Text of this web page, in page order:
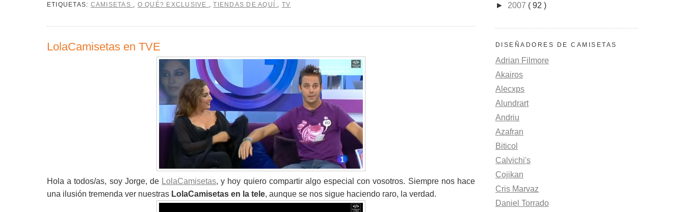
ETIQUETAS: CAMISETAS O QUÉ? EXCLUSIVE ,TIENDAS DE AQUÍ TV
LolaCamisetas en TVE
Hola a todos/as, soy Jorge, de LolaCamisetas, y hoy quiero compartir algo especial con vosotros. Siempre nos hace
una ilusión tremenda ver nuestras LolaCamisetas en la tele, aunque se nos sigue haciendo raro, la verdad.
► 2007 ( 92 )
DISEÑADORES DE CAMISETAS
Adrian Filmore
Akairos
Alecxps
Alundrart
Andriu
Azafran
Biticol
Calvichi's
Cojikan
Cris Marvaz
Daniel Torrado